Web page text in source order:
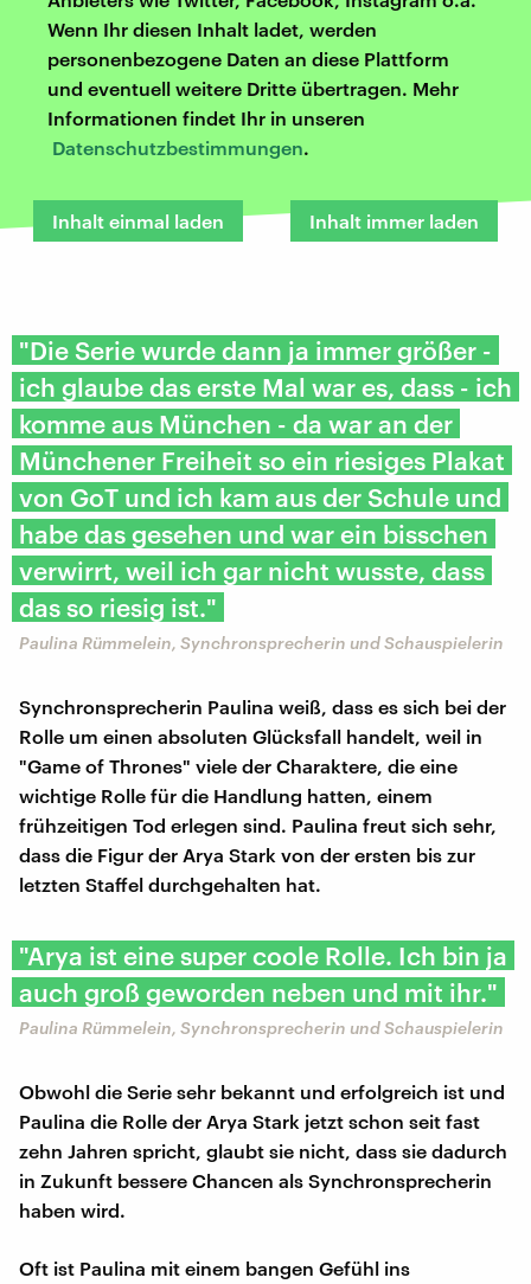
Wenn Ihr diesen Inhalt ladet, werden
personenbezogene Daten an diese Plattform
und eventuell weitere Dritte übertragen. Mehr
Informationen findet Ihr in unseren
Datenschutzbestimmungen.
Inhalt einmal laden Inhalt immer laden
"Die Serie wurde dann ja immer größer -
ich glaube das erste Mal war es, dass - ich
komme aus München - da war an der
Münchener Freiheit so ein riesiges Plakat
von GoT und ich kam aus der Schule und
habe das gesehen und war ein bisschen
verwirrt, weil ich gar nicht wusste, dass
das so riesig ist."
Paulina Rümmelein, Synchronsprecherin und Schauspielerin
Synchronsprecherin Paulina weiß, dass es sich bei der
Rolle um einen absoluten Glücksfall handelt, weil in
"Game of Thrones" viele der Charaktere, die eine
wichtige Rolle für die Handlung hatten, einem
frühzeitigen Tod erlegen sind. Paulina freut sich sehr,
dass die Figur der Arya Stark von der ersten bis zur
letzten Staffel durchgehalten hat.
" Arya ist eine super coole Rolle. Ich bin ja
auch groß geworden neben und mit ihr."
Paulina Rümmelein, Synchronsprecherin und Schauspielerin
Obwohl die Serie sehr bekannt und erfolgreich ist und
Paulina die Rolle der Arya Stark jetzt schon seit fast
zehn Jahren spricht, glaubt sie nicht, dass sie dadurch
in Zukunft bessere Chancen als Synchronsprecherin
haben wird.
Oft ist Paulina mit einem bangen Gefühl ins